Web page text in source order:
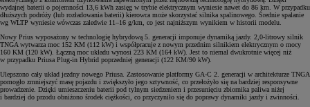
wydajnej baterii o pojemności 13,6 kWh zasięg w trybie elektrycznym wyniesie nawet do 86 km. W przypadku
dłuższych podróży (lub rozładowania baterii) kierowca może skorzystać silnika spalinowego. Średnie spalanie
wg WLTP wyniesie wówczas zaledwie 11–16 g/km, co jest najniższym wynikiem w historii modelu.
Nowy Prius wyposażony w technologię hybrydową 5. generacji imponuje dynamiką jazdy. 2,0-litrowy silnik
TNGA wytwarza moc 152 KM (112 kW) i współpracuje z nowym przednim silnikiem elektrycznym o mocy
160 KM (120 kW). Łączną moc układu wynosi 223 KM (164 kW). Jest to niemal dwukrotnie więcej niż
w przypadku Priusa Plug-in Hybrid poprzedniej generacji (122 KM/90 kW).
Ulepszono cały układ jezdny nowego Priusa. Zastosowanie platformy GA-C 2. generacji w architekturze TNGA
pomogło zmniejszyć masę pojazdu i zwiększyło jego sztywność, co przełożyło się na bardziej responsywne
prowadzenie. Dzięki umieszczeniu baterii pod tylnym siedzeniem i przesunięciu zbiornika paliwa niżej
i bardziej do przodu obniżono środek ciężkości, co przyczyniło się do poprawy dynamiki jazdy i zwinności.